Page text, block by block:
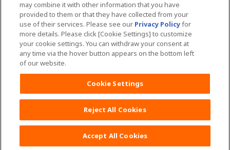
ユニ・チャームHOME お問い合わせ
ウェブサイト利用規約 プライバシーポリシー
公式アカウント コミュニティガイドライ
ン
障がいの表記について
Copyright© Unicharm Corporation
may combine it with other information that you have
provided to them or that they have collected from your
use of their services. Please see our Privacy Policyfor
more details. Please click [Cookie Settings] to customize
your cookie settings. You can withdraw your consent at
any time via the hover button appears on the bottom left
of our website.
Cookie Settings
Reject All Cookies
Accept All Cookies